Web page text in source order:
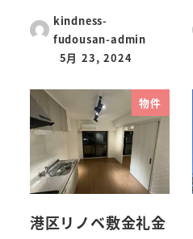
kindness-
fudousan-admin
5月 23, 2024
物件
港区リノベ敷金礼金